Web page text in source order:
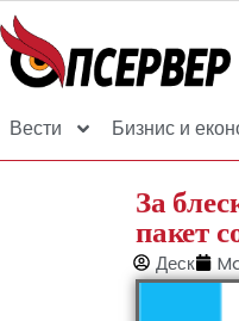
Вести Бизнис и
За
пакет
Деск